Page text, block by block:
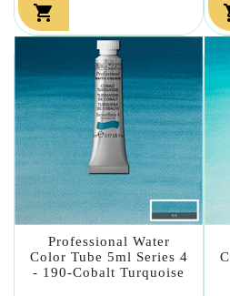

Professional Water
Color Tube 5ml Series 4
- 190-Cobalt Turquoise